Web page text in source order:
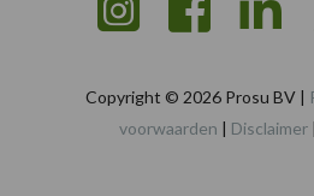
Copyright © 2026 Prosu BV |
voorwaarden | Disclaimer |